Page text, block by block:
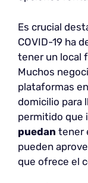
Es crucial
COVID-19 ha
tener un local
Muchos
plataformas
domicilio para
permitido que
puedan tener
pueden
que ofrece el